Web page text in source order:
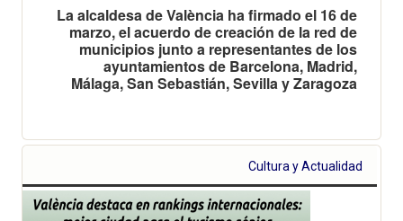
La alcaldesa de València ha firmado el 16 de
marzo, el acuerdo de creación de la red de
municipios junto a representantes de los
ayuntamientos de Barcelona, Madrid,
Málaga, San Sebastián, Sevilla y Zaragoza
Cultura y Actualidad